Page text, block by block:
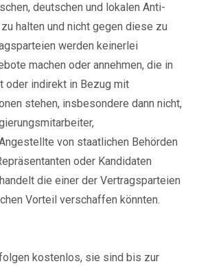
deutschen und lokalen Anti-
halten und nicht gegen diese zu
werden keinerlei
machen oder annehmen, die in
oder indirekt in Bezug mit
stehen, insbesondere dann nicht,
von staatlichen Behörden
oder Kandidaten
die einer der Vertragsparteien
Vorteil verschaffen könnten.
kostenlos, sie sind bis zur